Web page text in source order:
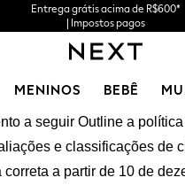
para fornecer a você a melhor
principal
Entrega grátis acima de R$600*
| Impostos pagos
MENINOS BEBÊ
in
Next
Top & Short Sets
a seguir Outline a
e classificações de
correta a partir de 10 de